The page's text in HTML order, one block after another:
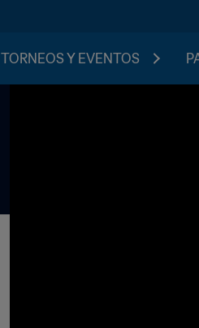
TORNEOS Y EVENTOS